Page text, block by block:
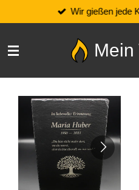
Hauptinhalt
Wir gießen jede
Mein